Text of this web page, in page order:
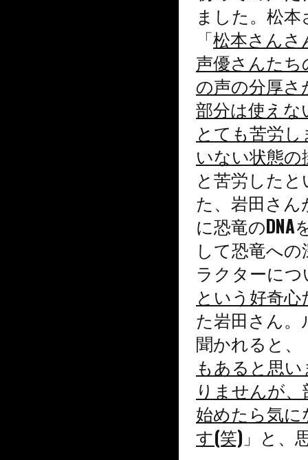
ました。松
「松本さん
声優さんた
の声の分厚
部分は使え
とても苦労
いない状態
と苦労した
た、岩田さ
に恐竜の
して恐竜へ
ラクターに
という好奇
た岩田さん
聞かれると、
もあると思
りませんが
始めたら気
す(笑) 」と、